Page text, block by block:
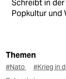
Schreibt in
Popkultur und
Themen
#Nato #Krieg in